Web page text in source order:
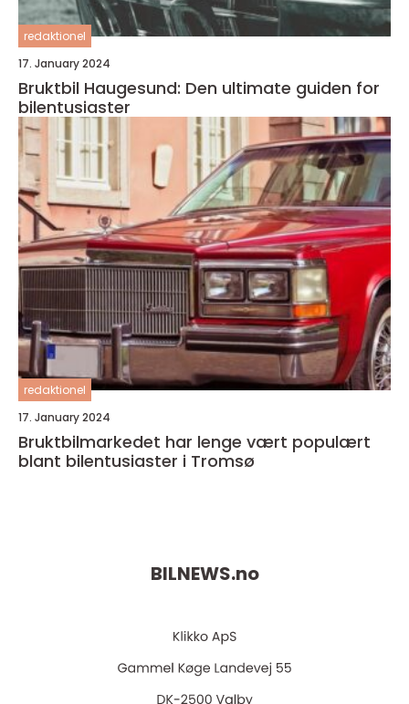
redaktionel
17. January 2024
Bruktbil Haugesund: Den ultimate guiden for
bilentusiaster
redaktionel
17. January 2024
Bruktbilmarkedet har lenge vært populært
blant bilentusiaster i Tromsø
BILNEWS.no